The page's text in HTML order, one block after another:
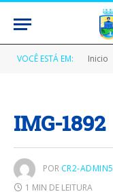
VOCÊ ESTÁ EM: Inicio
IMG-1892
POR CR2-ADMIN5
1 MIN DE LEITURA